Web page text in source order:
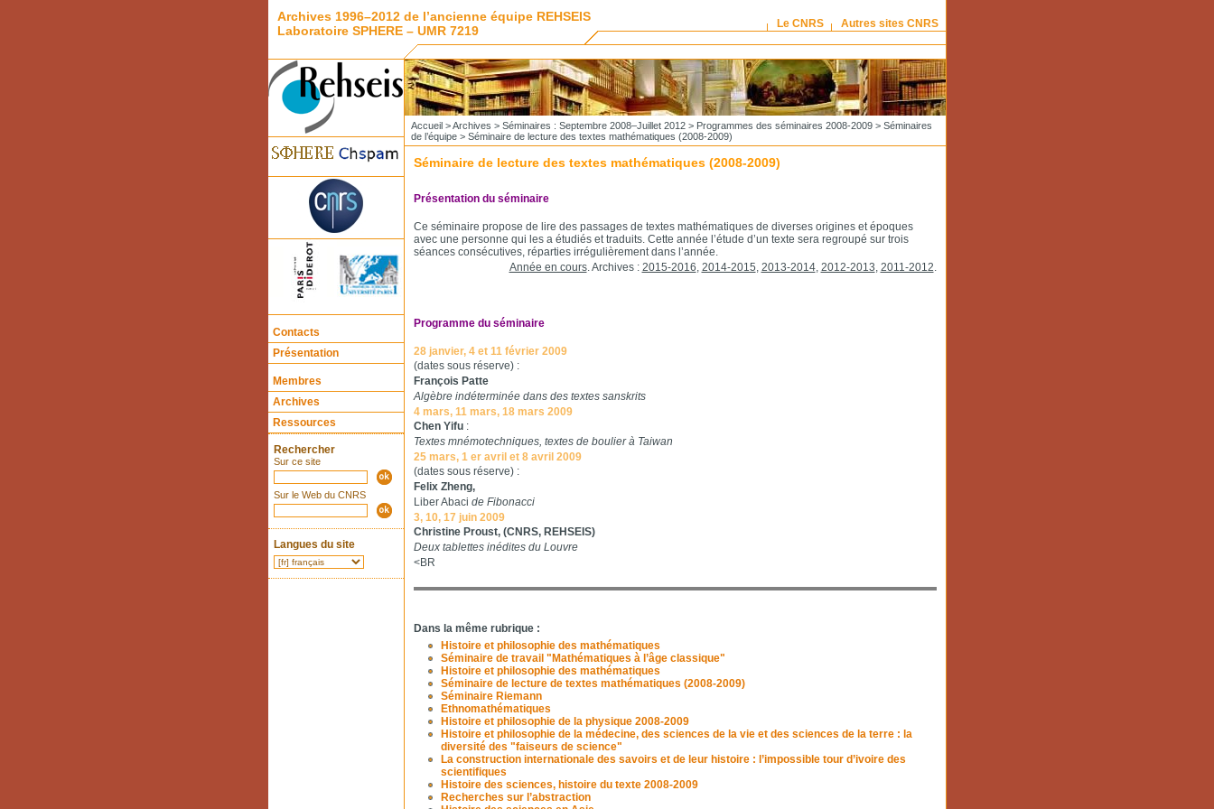
Archives 1996–2012 de l’ancienne équipe REHSEIS
Laboratoire SPHERE – UMR 7219
Le CNRS Autres sites CNRS
Contacts
Présentation
Membres
Archives
Ressources
Rechercher
Sur ce site
Sur le Web du CNRS
Langues du site
Accueil>Archives > Séminaires : Septembre 2008–Juillet 2012> Programmes des séminaires 2008-2009> Séminaires
de l’équipe> Séminaire de lecture des textes mathématiques (2008-2009)
Séminaire de lecture des textes mathématiques (2008-2009)
Présentation du séminaire
Ce séminaire propose de lire des passages de textes mathématiques de diverses origines et époques
avec une personne qui les a étudiés et traduits. Cette année l’étude d’un texte sera regroupé sur trois
séances consécutives, réparties irrégulièrement dans l’année.
Année en cours. Archives : 2015-2016, 2014-2015, 2013-2014, 2012-2013, 2011-2012.
Programme du séminaire
28 janvier, 4 et 11 février 2009
(dates sous réserve) :
François Patte
Algèbre indéterminée dans des textes sanskrits
4 mars, 11 mars, 18 mars 2009
Chen Yifu:
Textes mnémotechniques, textes de boulier à Taiwan
25 mars, 1 er avril et 8 avril 2009
(dates sous réserve) :
Felix Zheng,
Liber Abaci de Fibonacci
3, 10, 17 juin 2009
Christine Proust, (CNRS, REHSEIS)
Deux tablettes inédites du Louvre
<BR
Dans la même rubrique :
Histoire et philosophie des mathématiques
Séminaire de travail "Mathématiques à l’âge classique"
Histoire et philosophie des mathématiques
Séminaire de lecture de textes mathématiques (2008-2009)
Séminaire Riemann
Ethnomathématiques
Histoire et philosophie de la physique 2008-2009
Histoire et philosophie de la médecine, des sciences de la vie et des sciences de la terre : la
diversité des "faiseurs de science"
La construction internationale des savoirs et de leur histoire : l’impossible tour d’ivoire des
scientifiques
Histoire des sciences, histoire du texte 2008-2009
Recherches sur l’abstraction